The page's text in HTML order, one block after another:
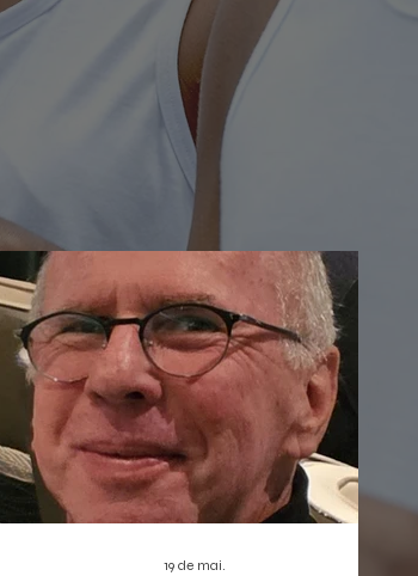
virtual e gamificada do mundo. Esta nova
temporada não só reforça a proposta de
democratização da cultura digital, como
também estreia duas produções que
prometem dar o que falar: o musical infantil
A Borboleta Sem Asas e a homenagem
nortista
19 de mai.